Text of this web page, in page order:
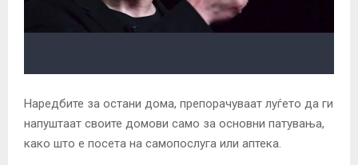
Наредбите за остани дома, препорачуваат луѓето да ги
напуштаат своите домови само за основни патувања,
како што е посета на самопослуга или аптека.